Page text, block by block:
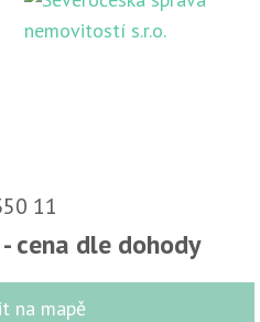
11
cena dle dohody
na mapě